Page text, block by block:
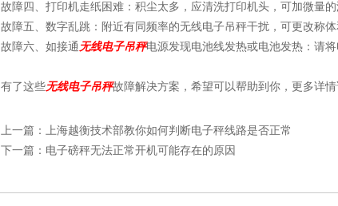
故障四、打印机走纸困难：积尘太多，应清洗打印机头，可加微量的
故障五、数字乱跳：附近有同频率的无线电子吊秤干扰，可更改称体
故障六、如接通 无线电子吊秤电源发现电池线发热或电池发热：请
有了这些无线电子吊秤故障解决方案，希望可以帮助到你，更多详情
上一篇： 上海越衡技术部教你如何判断电子秤线路是否正常
下一篇： 电子磅秤无法正常开机可能存在的原因